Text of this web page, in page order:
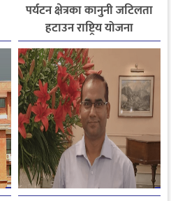
पर्यटन क्षेत्रका कानुनी जटिलता
हटाउन राष्ट्रिय योजना
आयोगसमक्ष होटल संघ
बागमतीका पाँचबुँदे माग